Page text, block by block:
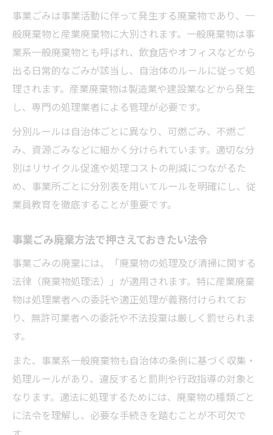
重要
事業ごみ発生時の適切な分別と排出手順を
自治体ルールに基づく事業ごみ廃棄方法の
ポイント
事業ごみの出し方で注意すべき法律上の注
意点
適切な事業ごみ管理が法令違反を防ぐ理由
事業ごみの分別徹底が法令違反防止の第一
事業ごみ 家庭ごみ区別の法的根拠と罰則事
例
事業ごみ廃棄方法の誤りによるリスク解説
事業ごみ違反回避のための社内教育の重要
性
う
事業系ごみと家庭ごみの違いに注目して対策を
事業ごみと家庭ごみの定義と違いを正しく
理解
事業ごみは事業活動に伴って発生する廃棄物であり、一
般廃棄物と産業廃棄物に大別されます。一般廃棄物は事
業系一般廃棄物とも呼ばれ、飲食店やオフィスなどから
出る日常的なごみが該当し、自治体のルールに従って処
理されます。産業廃棄物は製造業や建設業などから発生
し、専門の処理業者による管理が必要です。
分別ルールは自治体ごとに異なり、可燃ごみ、不燃ご
み、資源ごみなどに細かく分けられています。適切な分
別はリサイクル促進や処理コストの削減につながるた
め、事業所ごとに分別表を用いてルールを明確にし、従
業員教育を徹底することが重要です。
事業ごみ廃棄方法で押さえておきたい法令
事業ごみの廃棄には、「廃棄物の処理及び清掃に関する
法律（廃棄物処理法）」が適用されます。特に産業廃棄
物は処理業者への委託や適正処理が義務付けられてお
り、無許可業者への委託や不法投棄は厳しく罰せられま
す。
また、事業系一般廃棄物も自治体の条例に基づく収集・
処理ルールがあり、違反すると罰則や行政指導の対象と
なります。適法に処理するためには、廃棄物の種類ごと
に法令を理解し、必要な手続きを踏むことが不可欠で